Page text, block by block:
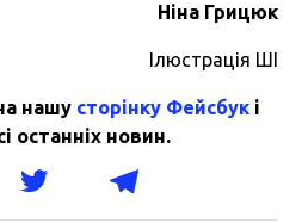
Ніна Грицюк
Ілюстрація ШІ
нашу сторінку Фейсбук і
останніх новин.